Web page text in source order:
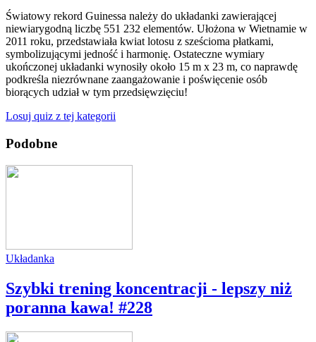
Światowy rekord Guinessa należy do układanki zawierającej
niewiarygodną liczbę 551 232 elementów. Ułożona w Wietnamie w
2011 roku, przedstawiała kwiat lotosu z sześcioma płatkami,
symbolizującymi jedność i harmonię. Ostateczne wymiary
ukończonej układanki wynosiły około 15 m x 23 m, co naprawdę
podkreśla niezrównane zaangażowanie i poświęcenie osób
biorących udział w tym przedsięwzięciu!
Losuj quiz z tej kategorii
Podobne
Układanka
Szybki trening koncentracji - lepszy niż
poranna kawa! #228